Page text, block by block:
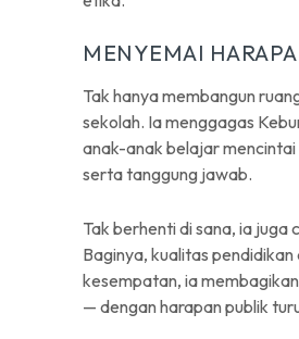
MENYEMAI
Tak hanya membangun
sekolah. Ia menggagas
anak-anak belajar
serta tanggung jawab.
Tak berhenti di sana, ia
Baginya, kualitas
kesempatan, ia
— dengan harapan publik